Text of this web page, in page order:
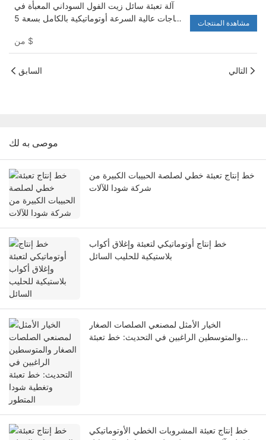
آلة تعبئة سائل زيت الفول السوداني المعبأة في
زجاجات عالية السرعة أوتوماتيكية بالكامل بسعة 5
$
مشاهدة المنتجات
السابق التالي
موصى به لك
خط إنتاج تعبئة خطي لصلصة الحبيبات الكبيرة من
شركة شودا للآلات
خط إنتاج أوتوماتيكي لتعبئة وإغلاق أكواب
بلاستيكية للحليب السائل
الخيار الأمثل لمصنعي الصلصات الصغار
والمتوسطين الراغبين في التحديث: خط تعبئة
خط إنتاج تعبئة المشروبات الخطي الأوتوماتيكي